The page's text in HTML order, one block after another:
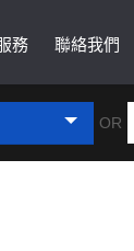
務 聯絡我們
OR